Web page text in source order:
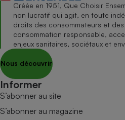
Créée en 1951, Que Choisir
non lucratif qui agit, en toute
droits des consommateurs et
consommation responsable,
enjeux sanitaires, sociétaux et
Nous découvrir
Informer
S’abonner au site
S’abonner au magazine